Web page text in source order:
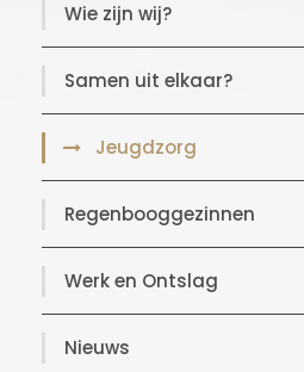
Wie zijn wij?
Samen uit elkaar?
Jeugdzorg
Regenbooggezinnen
Werk en Ontslag
Nieuws